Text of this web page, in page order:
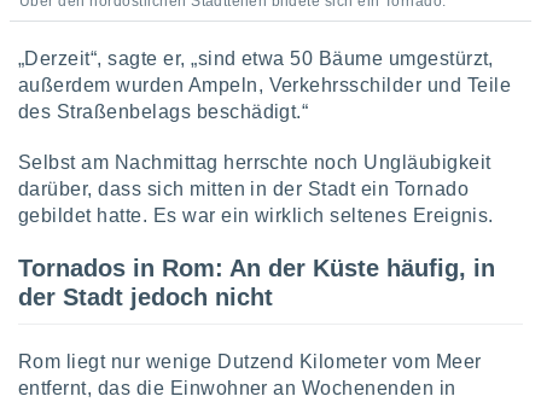
zur
zur
von
von
„Derzeit“, sagte er, „sind etwa 50 Bäume umgestürzt,
außerdem wurden Ampeln, Verkehrsschilder und Teile
des Straßenbelags beschädigt.“
Selbst am Nachmittag herrschte noch Ungläubigkeit
darüber, dass sich mitten in der Stadt ein Tornado
gebildet hatte. Es war ein wirklich seltenes Ereignis.
Tornados in Rom: An der Küste häufig, in
der Stadt jedoch nicht
Rom liegt nur wenige Dutzend Kilometer vom Meer
entfernt, das die Einwohner an Wochenenden in